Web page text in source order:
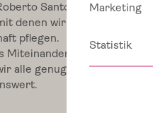
Santopietrouns so
denen wir viele Jahre
pflegen.
nach dem Motto:
alle genug. Dieses
Marketing
Statistik